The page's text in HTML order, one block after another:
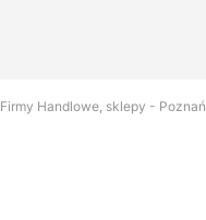
Firmy Handlowe, sklepy - Poznań